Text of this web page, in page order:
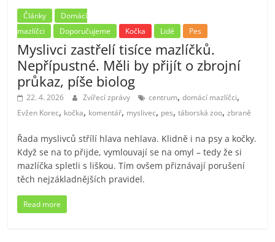
Články
Domácí
mazlíčci
Doporučujeme Kočka Lidé Pes
Myslivci zastřelí tisíce mazlíčků.
Nepřípustné. Měli by přijít o zbrojní
průkaz, píše biolog
22. 4. 2026 Zvířecí zprávy centrum,domácí mazlíčci,
Evžen Korec, kočka, komentář, myslivec, pes,táborská zoo,zbraně
Řada myslivců střílí hlava nehlava. Klidně i na psy a kočky.
Když se na to přijde, vymlouvají se na omyl – tedy že si
mazlíčka spletli s liškou. Tím ovšem přiznávají porušení
těch nejzákladnějších pravidel.
Read more